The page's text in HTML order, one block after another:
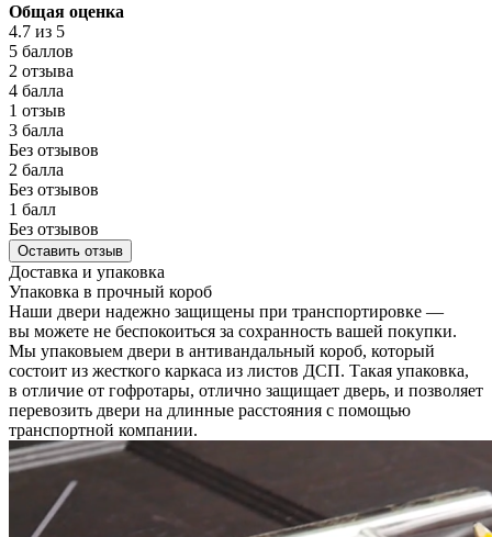
Общая оценка
4.7 из 5
5 баллов
2 отзыва
4 балла
1 отзыв
3 балла
Без отзывов
2 балла
Без отзывов
1 балл
Без отзывов
Оставить отзыв
Доставка и упаковка
Упаковка в прочный короб
Наши двери надежно защищены при транспортировке —
вы можете не беспокоиться за сохранность вашей покупки.
Мы упаковыем двери в антивандальный короб, который
состоит из жесткого каркаса из листов ДСП. Такая упаковка,
в отличие от гофротары, отлично защищает дверь, и позволяет
перевозить двери на длинные расстояния с помощью
транспортной компании.